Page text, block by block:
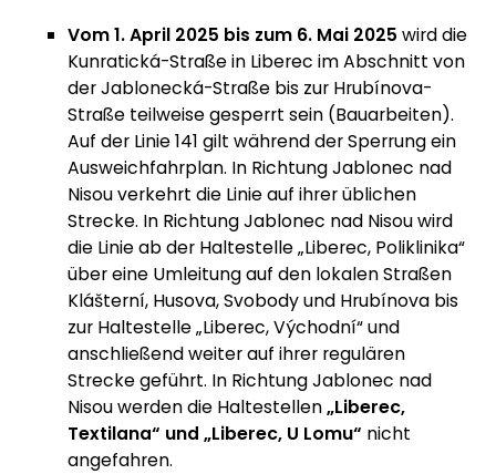
Vom 1. April 2025 bis zum 6. Mai 2025 wird die
Kunratická-Straße in Liberec im Abschnitt von
der Jablonecká-Straße bis zur Hrubínova-
Straße teilweise gesperrt sein (Bauarbeiten).
Auf der Linie 141 gilt während der Sperrung ein
Ausweichfahrplan. In Richtung Jablonec nad
Nisou verkehrt die Linie auf ihrer üblichen
Strecke. In Richtung Jablonec nad Nisou wird
die Linie ab der Haltestelle „Liberec, Poliklinika“
über eine Umleitung auf den lokalen Straßen
Klášterní, Husova, Svobody und Hrubínova bis
zur Haltestelle „Liberec, Východní“ und
anschließend weiter auf ihrer regulären
Strecke geführt. In Richtung Jablonec nad
Nisou werden die Haltestellen„Liberec,
Textilana“ und „Liberec, U Lomu“ nicht
angefahren.